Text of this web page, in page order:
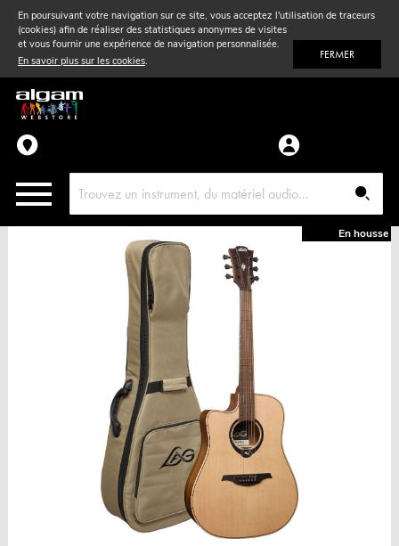
En poursuivant votre navigation sur ce site, vous acceptez l'utilisation de traceurs
(cookies) afin de réaliser des statistiques anonymes de visites
et vous fournir une expérience de navigation personnalisée.
En savoir plus sur les cookies. FERMER
Vent& Violon
Accessoires
Pièces détachées
En housse